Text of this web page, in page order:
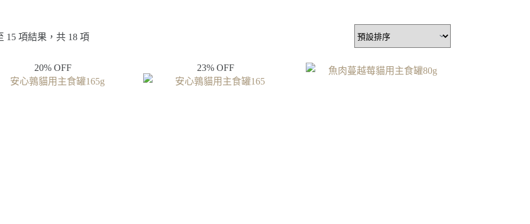
15 項結果，共 18 項
20% OFF 23% OFF